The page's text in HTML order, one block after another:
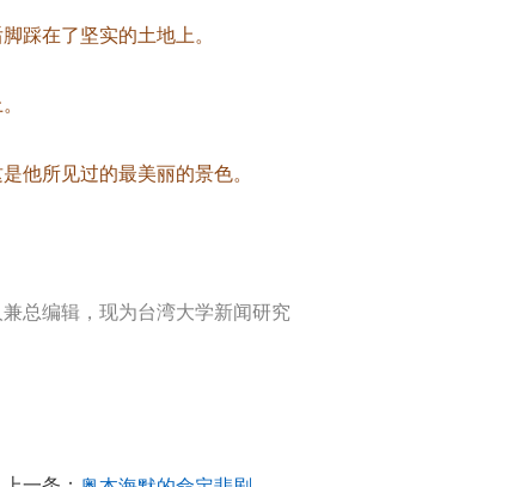
踩在了坚实的土地上。
他所见过的最美丽的景色。
总编辑，现为台湾大学新闻研究